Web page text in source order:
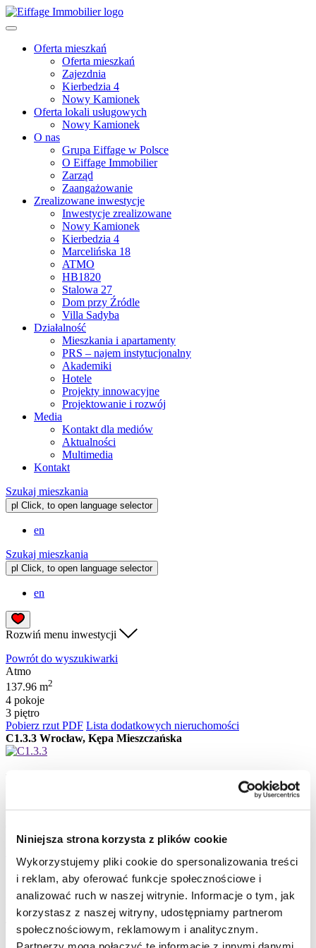
Niniejsza strona korzysta z plików cookie
Wykorzystujemy pliki cookie do spersonalizowania treści
i reklam, aby oferować funkcje społecznościowe i
analizować ruch w naszej witrynie. Informacje o tym, jak
korzystasz z naszej witryny, udostępniamy partnerom
społecznościowym, reklamowym i analitycznym.
Oferta mieszkań
Oferta mieszkań
Zajezdnia
Kierbedzia 4
Nowy Kamionek
Oferta lokali usługowych
Nowy Kamionek
O nas
Grupa Eiffage w Polsce
O Eiffage Immobilier
Zarząd
Zaangażowanie
Zrealizowane inwestycje
Inwestycje zrealizowane
Nowy Kamionek
Kierbedzia 4
Marcelińska 18
ATMO
HB1820
Stalowa 27
Dom przy Źródle
Villa Sadyba
Działalność
Mieszkania i apartamenty
PRS – najem instytucjonalny
Akademiki
Hotele
Projekty innowacyjne
Projektowanie i rozwój
Media
Kontakt dla mediów
Aktualności
Multimedia
Kontakt
Szukaj mieszkania
pl Click, to open language selector
en
Szukaj mieszkania
pl Click, to open language selector
en
Rozwiń menu inwestycji
Powrót do wyszukiwarki
Atmo
137.96 m2
4 pokoje
3 piętro
Pobierz rzut PDF Lista dodatkowych nieruchomości
C1.3.3 Wrocław, Kępa Mieszczańska
Kontakt
lub zostaw swój numer - oddzwonimy do Ciebie:
Telefon*
* Wyrażam zgodę na przetwarzanie danych osobowych w